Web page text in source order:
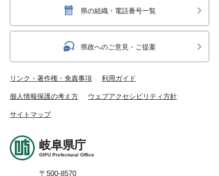
県の組織・電話番号一覧
県政へのご意見・ご提案
リンク・著作権・免責事項 利用ガイド
個人情報保護の考え方 ウェブアクセシビリティ方針
サイトマップ
岐阜県庁
GIFU Prefectural Office
〒500-8570